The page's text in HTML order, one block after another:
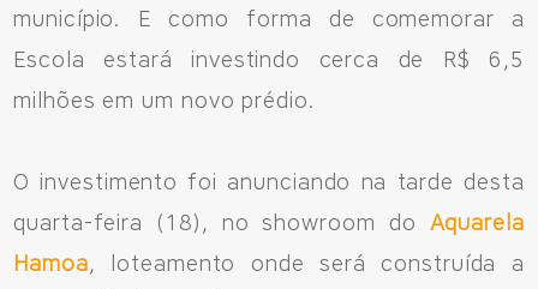
município. E como forma de comemorar a
Escola estará investindo cerca de R$ 6,5
milhões em um novo prédio.
O investimento foi anunciando na tarde desta
quarta-feira (18), no showroom do Aquarela
Hamoa, loteamento onde será construída a